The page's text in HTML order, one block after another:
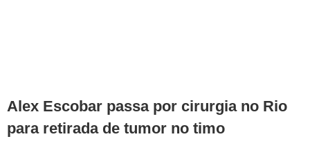
Alex Escobar passa por cirurgia no Rio
para retirada de tumor no timo